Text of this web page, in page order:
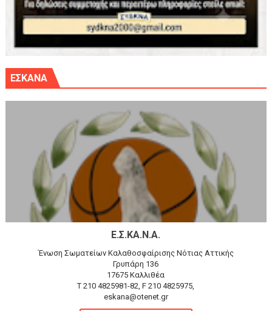
ΕΣΚΑΝΑ
Ε.Σ.ΚΑ.Ν.Α.
Ένωση Σωματείων Καλαθοσφαίρισης Νότιας Αττικής
Γρυπάρη 136
17675 Καλλιθέα
T 210 4825981-82, F 210 4825975,
eskana@otenet.gr